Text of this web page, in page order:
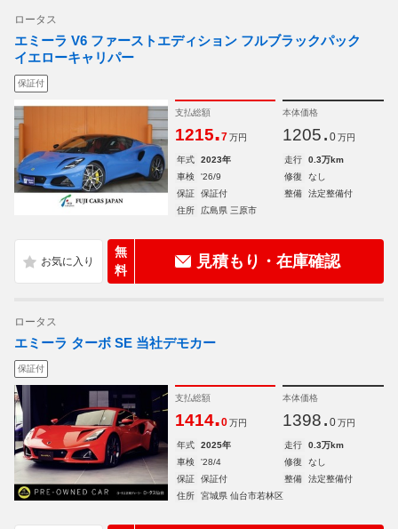
ロータス
エミーラ V6 ファーストエディション フルブラックパック
イエローキャリパー
保証付
支払総額
1215.7 万円
本体価格
1205. 0 万円
年式 2023年 走行
0.3万km
車検
'26/9 修復
なし
保証
保証付 整備
法定整備付
住所
広島県 三原市
無
料
見積もり・在庫確認
ロータス
エミーラ ターボ SE 当社デモカー
保証付
支払総額
1414.0 万円
本体価格
1398. 0 万円
年式 2025年 走行
0.3万km
車検
'28/4 修復
なし
保証
保証付 整備
法定整備付
住所
宮城県 仙台市若林区